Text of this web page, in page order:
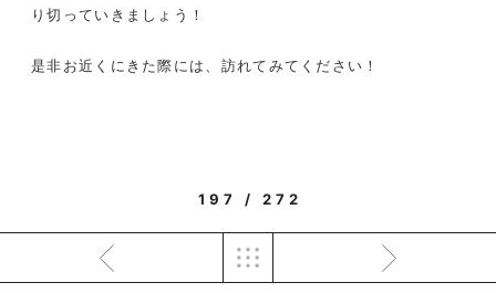
り切っていきましょう！
是非お近くにきた際には、訪れてみてください！
197 / 272